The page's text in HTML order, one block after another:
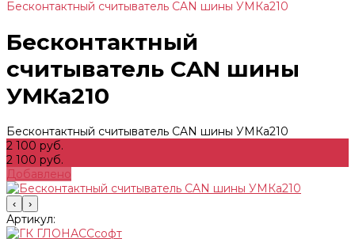
Бесконтактный считыватель CAN шины УМКа210
Бесконтактный
считыватель CAN шины
УМКа210
Бесконтактный считыватель CAN шины УМКа210
2 100 руб.
2 100 руб.
Добавлено
‹ ›
Артикул: